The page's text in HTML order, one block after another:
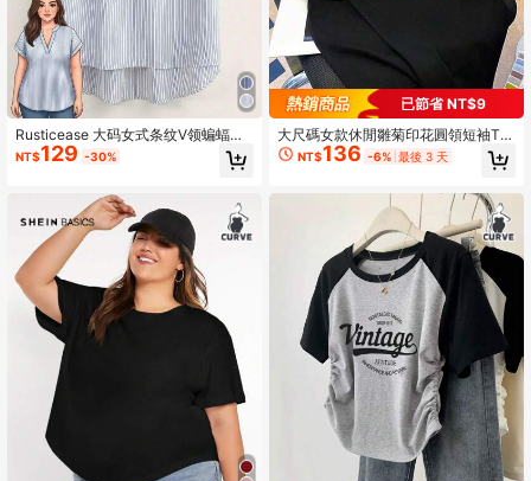
Rusticease 大码女式条纹V领蝙蝠袖
短袖休闲宽松束腰上衣
NT$129 -30%
已節省 NT$9
大尺碼女款休閒雛菊印花圓領短袖T
恤，適合夏季度假，黑色
NT$136 -6% 最後 3 天